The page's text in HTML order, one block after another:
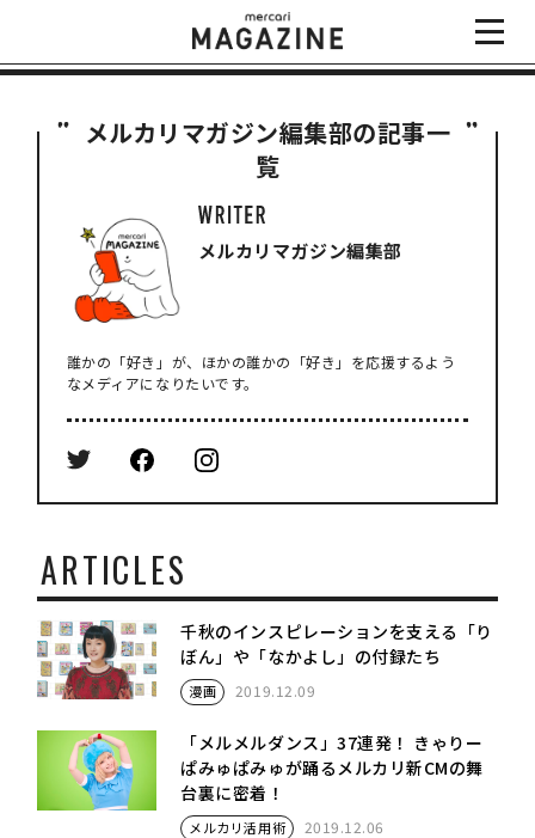
メルカリマガジン編集部の記事一
覧
メルカリマガジン編集部
誰かの「好き」が、ほかの誰かの「好き」を応援するよう
なメディアになりたいです。
ARTICLES
千秋のインスピレーションを支える「り
ぼん」や「なかよし」の付録たち
漫画 2019.12.09
「メルメルダンス」37連発！ きゃりー
ぱみゅぱみゅが踊るメルカリ新CMの舞
台裏に密着！
メルカリ活用術 2019.12.06